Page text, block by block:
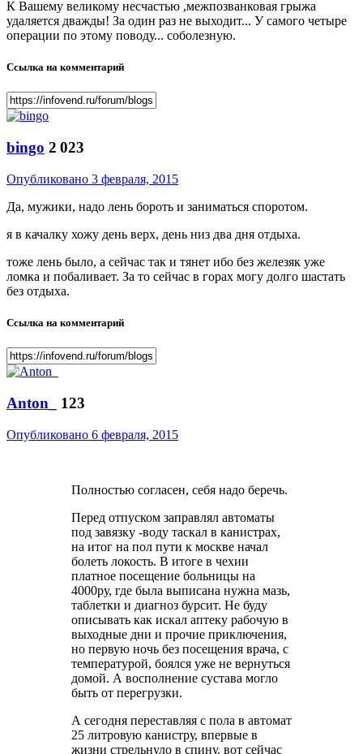
К Вашему великому несчастью ,межпозванковая грыжа
удаляется дважды! За один раз не выходит... У самого четыре
операции по этому поводу... соболезную.
Ссылка на комментарий
bingo 2 023
Опубликовано 3 февраля, 2015
Да, мужики, надо лень бороть и заниматься споротом.
я в качалку хожу день верх, день низ два дня отдыха.
тоже лень было, а сейчас так и тянет ибо без железяк уже
ломка и побаливает. За то сейчас в горах могу долго шастать
без отдыха.
Ссылка на комментарий
Anton_ 123
Опубликовано 6 февраля, 2015
Полностью согласен, себя надо беречь.
Перед отпуском заправлял автоматы
под завязку -воду таскал в канистрах,
на итог на пол пути к москве начал
болеть локость. В итоге в чехии
платное посещение больницы на
4000ру, где была выписана нужна мазь,
таблетки и диагноз бурсит. Не буду
описывать как искал аптеку рабочую в
выходные дни и прочие приключения,
но первую ночь без посещения врача, с
температурой, боялся уже не вернуться
домой. А восполнение сустава могло
быть от перегрузки.
А сегодня переставляя с пола в автомат
25 литровую канистру, впервые в
жизни стрельнуло в спину. вот сейчас